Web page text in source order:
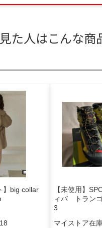
た人はこんな商
】big collar
18
【未使用】
ィバ トランゴ
3
マイストア在庫